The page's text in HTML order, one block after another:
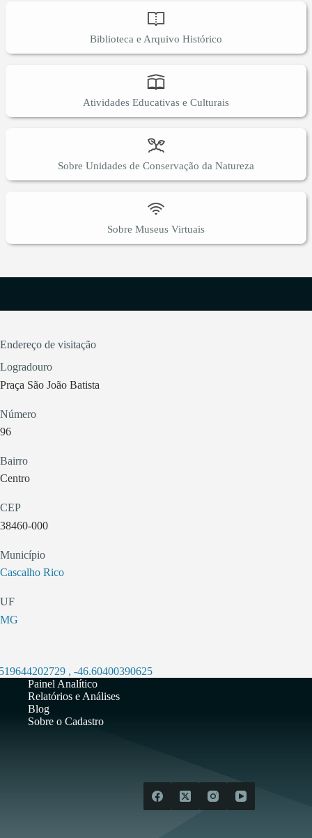
Biblioteca e Arquivo Histórico
Atividades Educativas e Culturais
Sobre Unidades de Conservação da Natureza
Sobre Museus Virtuais
Endereço de visitação
Logradouro
Praça São João Batista
Número
96
Bairro
Centro
CEP
38460-000
Município
Cascalho Rico
UF
MG
, -46.60400390625
Painel Analítico
Relatórios e Análises
Blog
Sobre o Cadastro